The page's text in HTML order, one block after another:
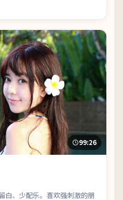
99:26
白、少配乐。喜欢强刺激的朋